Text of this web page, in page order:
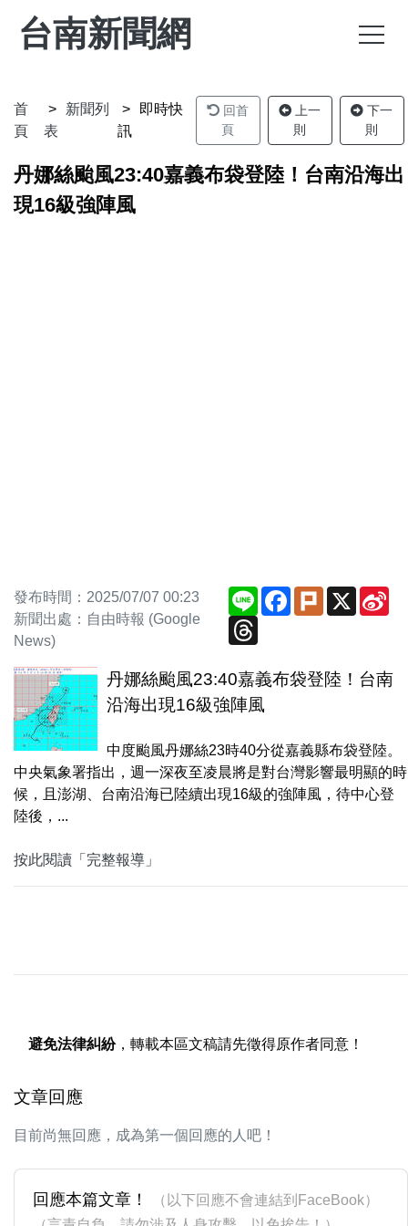
台南新聞網
首
頁
新聞列
表
即時快
訊
回首
頁
上一
則
下一
則
丹娜絲颱風23:40嘉義布袋登陸！台南沿海出
現16級強陣風
發布時間：2025/07/07 00:23
新聞出處：自由時報 (Google
News)
Line Facebook
Plurk X
丹娜絲颱風23:40嘉義布袋登陸！台南
沿海出現16級強陣風
中度颱風丹娜絲23時40分從嘉義縣布袋登陸。
中央氣象署指出，週一深夜至凌晨將是對台灣影響最明顯的時
候，且澎湖、台南沿海已陸續出現16級的強陣風，待中心登
陸後，...
按此閱讀「完整報導」
避免法律糾紛，轉載本區文稿請先徵得原作者同意！
文章回應
目前尚無回應，成為第一個回應的人吧！
回應本篇文章！
（以下回應不會連結到FaceBook）